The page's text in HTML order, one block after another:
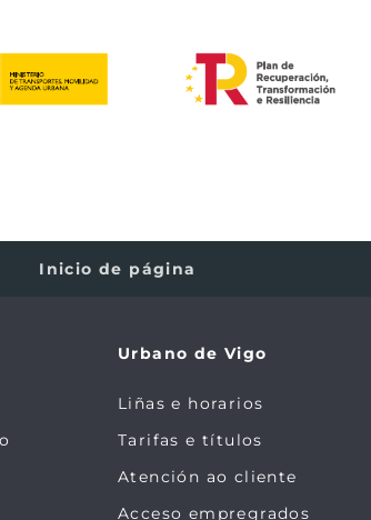
Inicio de página
Urbano de Vigo
Liñas e horarios
Tarifas e títulos
Atención ao cliente
Acceso empregrados